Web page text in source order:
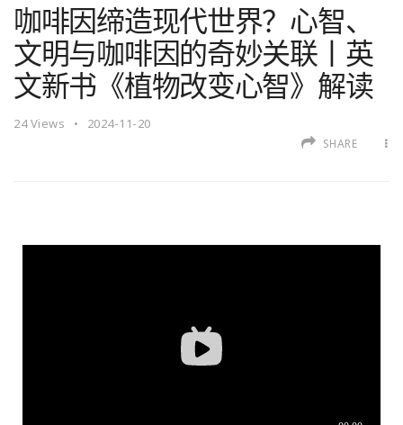
咖啡因缔造现代世界？心智、
文明与咖啡因的奇妙关联丨英
文新书《植物改变心智》解读
24Views 2024-11-20
SHARE